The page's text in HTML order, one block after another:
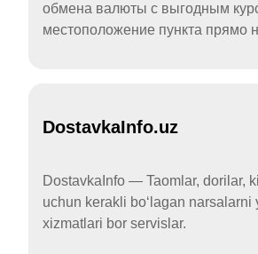
обмена валюты с выгодным
местоположение пункта прямо
DostavkaInfo.uz
DostavkaInfo — Taomlar, dorilar,
uchun kerakli boʻlagan narsalarni
xizmatlari bor servislar.